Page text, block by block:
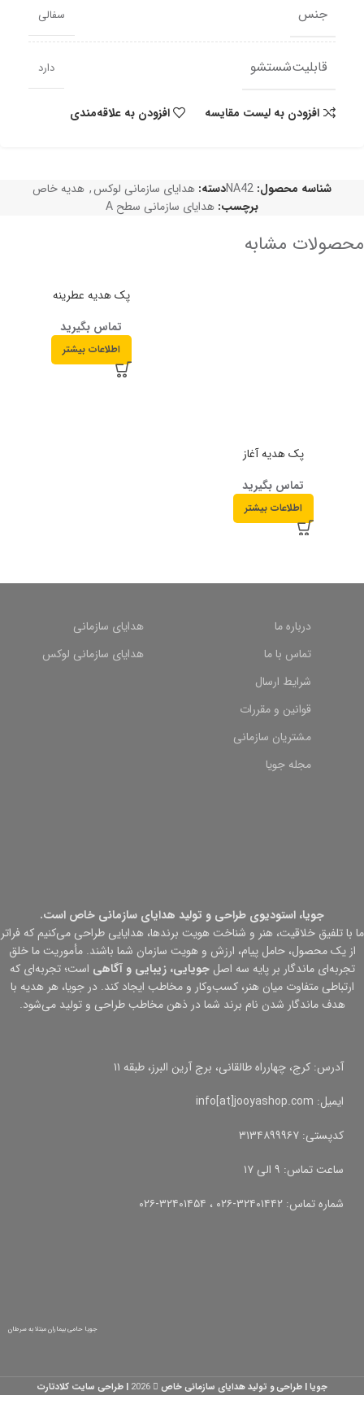
جنس سفالی
قابلیت‌شستشو دارد
افزودن به لیست مقایسه افزودن به علاقه‌مندی
شناسه محصول: NA42دسته: هدایای سازمانی لوکس, هدیه خاص
برچسب: هدایای سازمانی سطح A
محصولات مشابه
پک هدیه آغاز
تماس بگیرید
اطلاعات بیشتر
پک هدیه عطرینه
تماس بگیرید
اطلاعات بیشتر
هدایای سازمانی
هدایای سازمانی لوکس
درباره ما
تماس با ما
شرایط ارسال
قوانین و مقررات
مشتریان سازمانی
مجله جویا
جویا، استودیوی طراحی و تولید هدایای سازمانی خاص است.
ما با تلفیق خلاقیت، هنر و شناخت هویت برندها، هدایایی طراحی می‌کنیم که فراتر
از یک محصول، حامل پیام، ارزش و هویت سازمان شما باشند. مأموریت ما خلق
تجربه‌ای ماندگار بر پایه سه اصلجویایی، زیبایی و آگاهی است؛ تجربه‌ای که
ارتباطی متفاوت میان هنر، کسب‌وکار و مخاطب ایجاد کند. در جویا، هر هدیه با
هدف ماندگار شدن نام برند شما در ذهن مخاطب طراحی و تولید می‌شود.
آدرس: کرج، چهارراه طالقانی، برج آرین البرز، طبقه ۱۱
ایمیل: info[at]jooyashop.com
کدپستی: ۳۱۳۴۸۹۹۹۶۷
ساعت تماس: ۹ الی ۱۷
شماره تماس: ۳۲۴۰۱۴۴۲-۰۲۶ ، ۳۲۴۰۱۴۵۴-۰۲۶
جویا حامی بیماران مبتلا به سرطان
جویا | طراحی و تولید هدایای سازمانی خاص 2026 | طراحی سایت کلادتارت